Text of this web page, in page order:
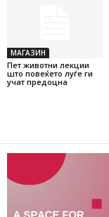
МАГАЗИН
Пет животни лекции
што повеќето луѓе ги
учат предоцна